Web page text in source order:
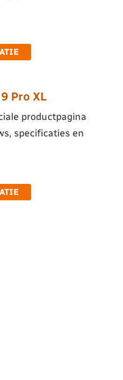
Pro XL
productpagina
specificaties en